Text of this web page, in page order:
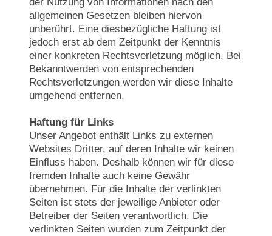
allgemeinen Gesetzen bleiben hiervon
unberührt. Eine diesbezügliche Haftung ist
jedoch erst ab dem Zeitpunkt der Kenntnis
einer konkreten Rechtsverletzung möglich. Bei
Bekanntwerden von entsprechenden
Rechtsverletzungen werden wir diese Inhalte
umgehend entfernen.
Haftung für Links
Unser Angebot enthält Links zu externen
Websites Dritter, auf deren Inhalte wir keinen
Einfluss haben. Deshalb können wir für diese
fremden Inhalte auch keine Gewähr
übernehmen. Für die Inhalte der verlinkten
Seiten ist stets der jeweilige Anbieter oder
Betreiber der Seiten verantwortlich. Die
verlinkten Seiten wurden zum Zeitpunkt der